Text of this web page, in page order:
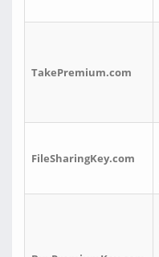
TakePremium.com
FileSharingKey.com